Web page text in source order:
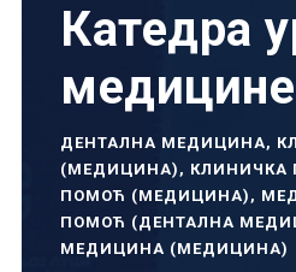
Катедра
медицине
ДЕНТАЛНА МЕДИЦИНА,
(МЕДИЦИНА) , КЛИНИЧКА
ПОМОЋ (МЕДИЦИНА) ,
ПОМОЋ (ДЕНТАЛНА
МЕДИЦИНА (МЕДИЦИНА)